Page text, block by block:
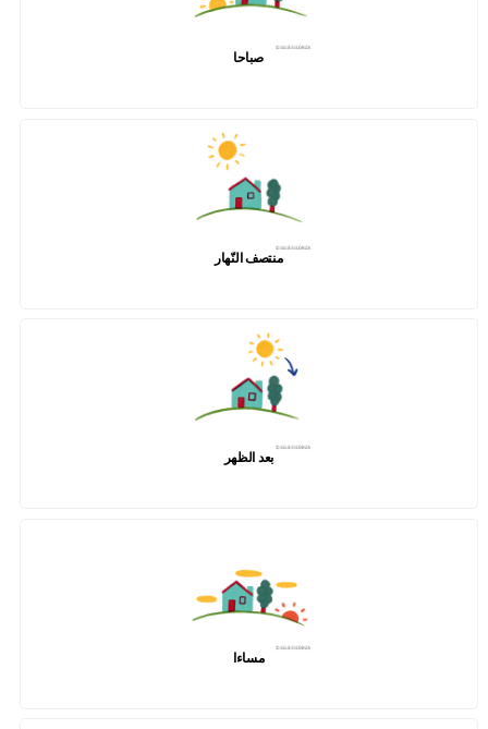
صباحا
منتصف النّهار
بعد الظهر
مساءا